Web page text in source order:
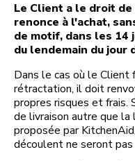
Le Client a le droit
renonce à l'achat,
de motif, dans les 14
du lendemain du jour
Dans le cas où le
rétractation, il doit
propres risques et frais.
de livraison autre que la
proposée par
découlent ne seront pas